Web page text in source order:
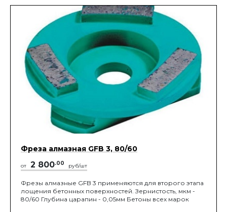
Фреза алмазная GFB 3, 80/60
от 2 800.00 руб/шт
Фрезы алмазные GFB 3 применяются для второго этапа
лощения бетонных поверхностей. Зернистость, мкм -
80/60 Глубина царапин - 0,05мм Бетоны всех марок